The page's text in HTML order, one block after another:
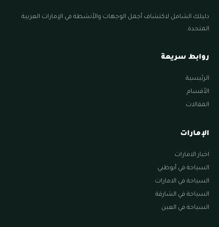
دليلك الشامل لاكتشاف أجمل الوجهات والأنشطة في الإمارات العربية
المتحدة.
روابط سريعة
الرئيسية
الأقسام
المقالات
الإمارات
اخبار الامارات
السياحة في أبوظبي
السياحة في الامارات
السياحة في الشارقة
السياحة في العين